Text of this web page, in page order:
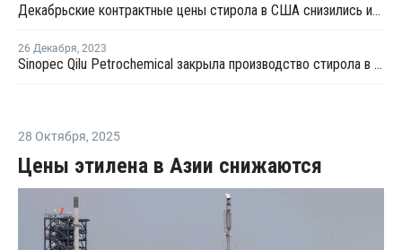
Декабрьские контрактные цены стирола в США снизились из-за слабого спроса
26 Декабря, 2023
Sinopec Qilu Petrochemical закрыла производство стирола в Китае на ремонт
28 Октября, 2025
Цены этилена в Азии снижаются